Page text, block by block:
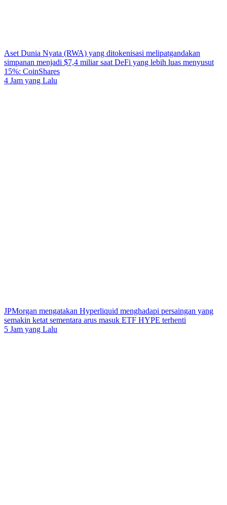
Aset Dunia Nyata (RWA) yang ditokenisasi melipatgandakan
simpanan menjadi $7,4 miliar saat DeFi yang lebih luas menyusut
15%: CoinShares
4 Jam yang Lalu
JPMorgan mengatakan Hyperliquid menghadapi persaingan yang
semakin ketat sementara arus masuk ETF HYPE terhenti
5 Jam yang Lalu